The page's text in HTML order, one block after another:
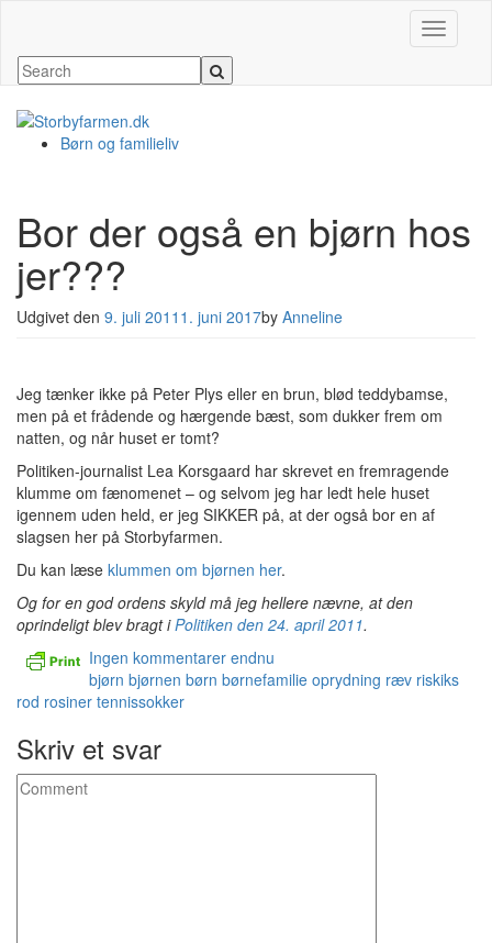
Slå
Børn og familieliv
Bor der også en bjørn hos
jer???
Udgivet den 9. juli 2011 1. juni 2017by Anneline
Jeg tænker ikke på Peter Plys eller en brun, blød teddybamse,
men på et frådende og hærgende bæst, som dukker frem om
natten, og når huset er tomt?
Politiken-journalist Lea Korsgaard har skrevet en fremragende
klumme om fænomenet – og selvom jeg har ledt hele huset
igennem uden held, er jeg SIKKER på, at der også bor en af
slagsen her på Storbyfarmen.
Du kan læse klummen om bjørnen her.
Og for en god ordens skyld må jeg hellere nævne, at den
oprindeligt blev bragt iPolitiken den 24. april 2011.
Ingen kommentarer endnu
bjørn bjørnen børn børnefamilie oprydning ræv riskiks
rod rosiner tennissokker
Skriv et svar